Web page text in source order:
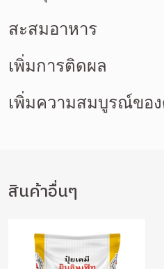
สะสมอาหาร
เพิ่มการติดผล
เพิ่มความสมบูรณ์ขอ
สินค้าอื่นๆ